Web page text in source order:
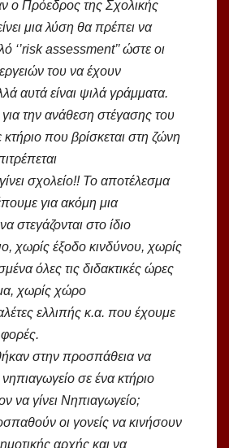
ο Πρόεδρος της Σχολικής
μια λύση θα πρέπει να
‘’risk assessment’’ ώστε οι
του να έχουν
αυτά είναι ψιλά γράμματα.
την ανάθεση στέγασης του
που βρίσκεται στη ζώνη
σχολείο!! Το αποτέλεσμα
για ακόμη μια
στεγάζονται στο ίδιο
χωρίς έξοδο κινδύνου, χωρίς
όλες τις διδακτικές ώρες
χωρίς χώρο
ελλιπής κ.α. που έχουμε
στην προσπάθεια να
σε ένα κτήριο
να γίνει Νηπιαγωγείο;
οι γονείς να κινήσουν
αρχής και να